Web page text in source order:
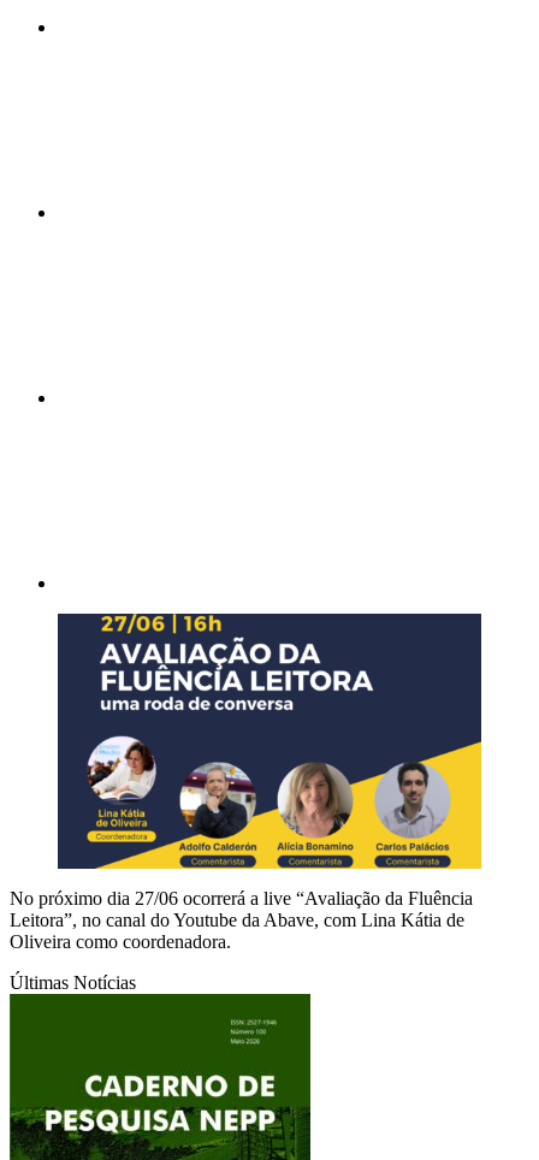
No próximo dia 27/06 ocorrerá a live “Avaliação da Fluência
Leitora”, no canal do Youtube da Abave, com Lina Kátia de
Oliveira como coordenadora.
Últimas Notícias